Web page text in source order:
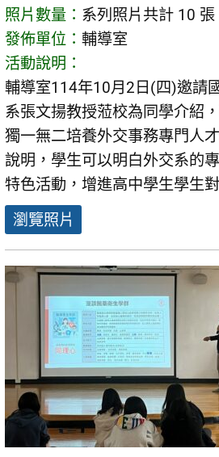
照片數量： 系列照片共計 10 張
發佈單位： 輔導室
活動說明：
輔導室114年10月2日(四)邀請
系張文揚教授蒞校為同學介紹
獨一無二培養外交事務專門人
說明，學生可以明白外交系的
特色活動，增進高中學生學生
瀏覽照片